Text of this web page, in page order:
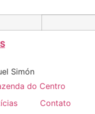
Simón
do Centro
Contato